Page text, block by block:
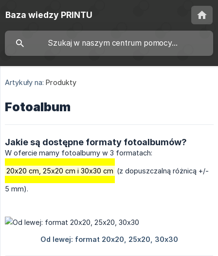
Baza wiedzy PRINTU
Artykuły na: Produkty
Fotoalbum
Jakie są dostępne formaty fotoalbumów?
W ofercie mamy fotoalbumy w 3 formatach:
20x20 cm, 25x20 cm i 30x30 cm (z dopuszczalną różnicą +/-
5 mm).